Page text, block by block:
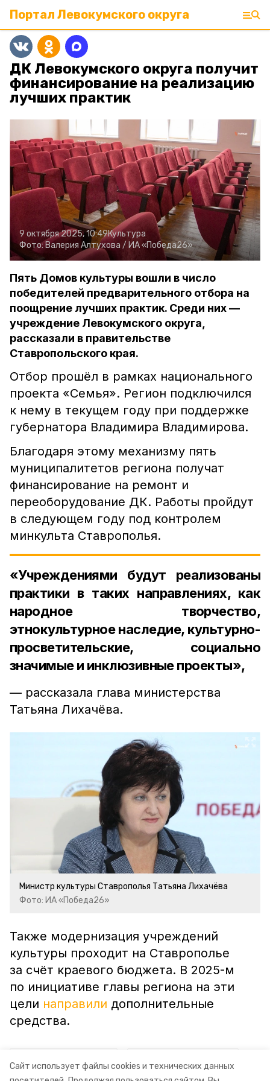
Сайт использует файлы cookies и технических данных
Портал Левокумского округа
ДК Левокумского округа получит
финансирование на реализацию
лучших практик
9 октября 2025, 10:49Культура
Фото:Валерия Алтухова / ИА «Победа26»
Пять Домов культуры вошли в число
победителей предварительного отбора на
поощрение лучших практик. Среди них —
учреждение Левокумского округа,
рассказали в правительстве
Ставропольского края.
Отбор прошёл в рамках национального
проекта «Семья». Регион подключился
к нему в текущем году при поддержке
губернатора Владимира Владимирова.
Благодаря этому механизму пять
муниципалитетов региона получат
финансирование на ремонт и
переоборудование ДК. Работы пройдут
в следующем году под контролем
минкульта Ставрополья.
«Учреждениями будут реализованы
практики в таких направлениях, как
народное творчество,
этнокультурное наследие, культурно-
просветительские, социально
значимые и инклюзивные проекты»,
— рассказала глава министерства
Татьяна Лихачёва.
Министр культуры Ставрополья Татьяна Лихачёва
Фото: ИА «Победа26»
Также модернизация учреждений
культуры проходит на Ставрополье
за счёт краевого бюджета. В 2025-м
по инициативе главы региона на эти
цели направили дополнительные
средства.